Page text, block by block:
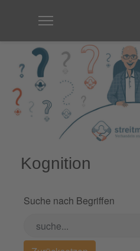
Kognition
Suche nach Begriffen